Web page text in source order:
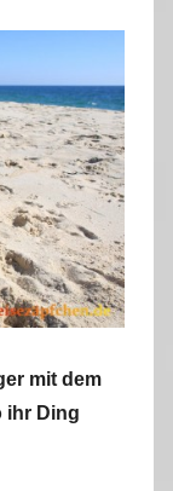
mit dem
ihr Ding